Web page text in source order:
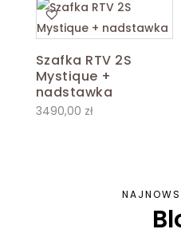
Szafka RTV 2S
Mystique +
nadstawka
3490,00 zł